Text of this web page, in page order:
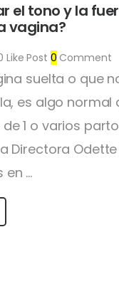
el tono y la
vagina?
Like Post 0 Comment
suelta o que
es algo normal
1 o varios
Directora
...